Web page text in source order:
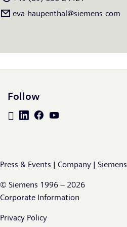
eva.haupenthal@siemens.com
Follow
Press & Events | Company | Siemens
© Siemens 1996 – 2026
Corporate Information
Privacy Policy